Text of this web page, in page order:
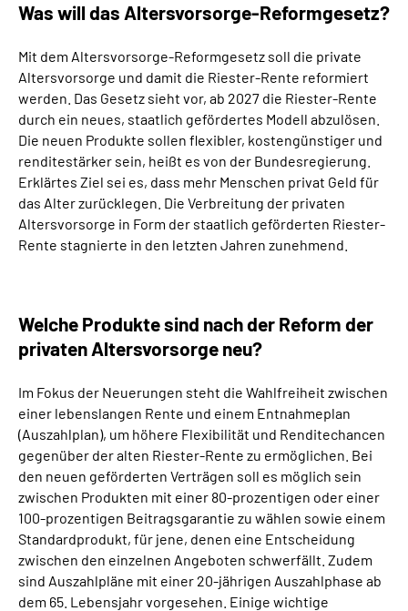
Was will das Altersvorsorge-Reformgesetz?
Mit dem Altersvorsorge-Reformgesetz soll die private
Altersvorsorge und damit die Riester-Rente reformiert
werden. Das Gesetz sieht vor, ab 2027 die Riester-Rente
durch ein neues, staatlich gefördertes Modell abzulösen.
Die neuen Produkte sollen flexibler, kostengünstiger und
renditestärker sein, heißt es von der Bundesregierung.
Erklärtes Ziel sei es, dass mehr Menschen privat Geld für
das Alter zurücklegen. Die Verbreitung der privaten
Altersvorsorge in Form der staatlich geförderten Riester-
Rente stagnierte in den letzten Jahren zunehmend.
Welche Produkte sind nach der Reform der
privaten Altersvorsorge neu?
Im Fokus der Neuerungen steht die Wahlfreiheit zwischen
einer lebenslangen Rente und einem Entnahmeplan
(Auszahlplan), um höhere Flexibilität und Renditechancen
gegenüber der alten Riester-Rente zu ermöglichen. Bei
den neuen geförderten Verträgen soll es möglich sein
zwischen Produkten mit einer 80-prozentigen oder einer
100-prozentigen Beitragsgarantie zu wählen sowie einem
Standardprodukt, für jene, denen eine Entscheidung
zwischen den einzelnen Angeboten schwerfällt. Zudem
sind Auszahlpläne mit einer 20-jährigen Auszahlphase ab
dem 65. Lebensjahr vorgesehen. Einige wichtige